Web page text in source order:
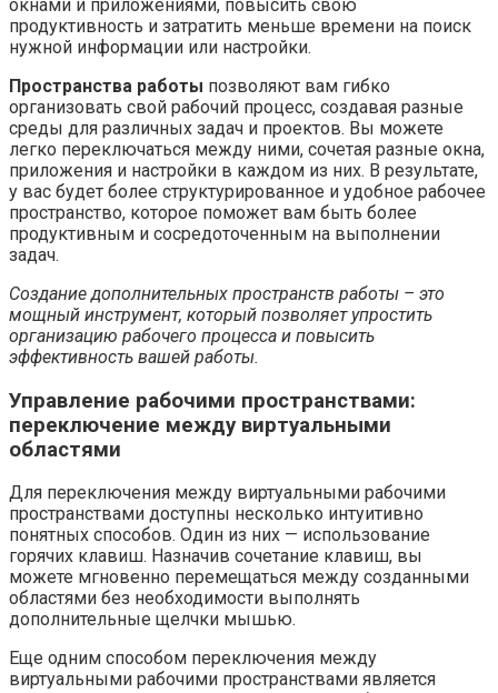
окнами и приложениями, повысить свою
продуктивность и затратить меньше времени на поиск
нужной информации или настройки.
Пространства работы позволяют вам гибко
организовать свой рабочий процесс, создавая разные
среды для различных задач и проектов. Вы можете
легко переключаться между ними, сочетая разные окна,
приложения и настройки в каждом из них. В результате,
у вас будет более структурированное и удобное рабочее
пространство, которое поможет вам быть более
продуктивным и сосредоточенным на выполнении
задач.
Создание дополнительных пространств работы – это
мощный инструмент, который позволяет упростить
организацию рабочего процесса и повысить
эффективность вашей работы.
Управление рабочими пространствами:
переключение между виртуальными
областями
Для переключения между виртуальными рабочими
пространствами доступны несколько интуитивно
понятных способов. Один из них — использование
горячих клавиш. Назначив сочетание клавиш, вы
можете мгновенно перемещаться между созданными
областями без необходимости выполнять
дополнительные щелчки мышью.
Еще одним способом переключения между
виртуальными рабочими пространствами является